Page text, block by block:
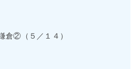
倉②（５／１４）